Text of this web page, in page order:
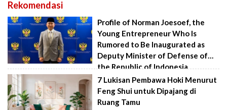
Rekomendasi
Profile of Norman Joesoef, the
Young Entrepreneur Who Is
Rumored to Be Inaugurated as
Deputy Minister of Defense of
the Republic of Indonesia
7 Lukisan Pembawa Hoki Menurut
Feng Shui untuk Dipajang di
Ruang Tamu